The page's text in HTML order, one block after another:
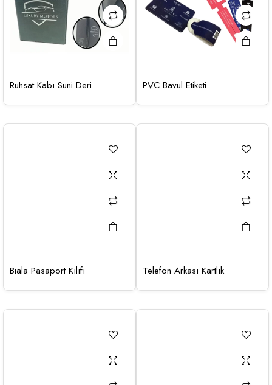
Ruhsat Kabı Suni Deri PVC Bavul Etiketi
Biala Pasaport Kılıfı Telefon Arkası Kartlık